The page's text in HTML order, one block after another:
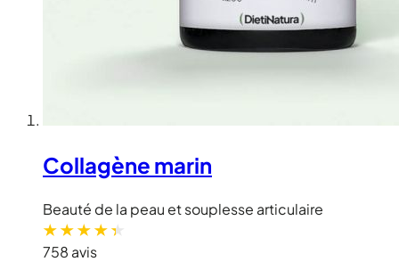
Collagène marin
Beauté de la peau et souplesse articulaire
758 avis